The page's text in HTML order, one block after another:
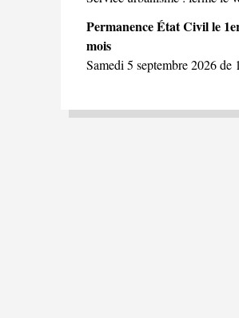
Permanence État Civil le
mois
Samedi 5 septembre 2026 de